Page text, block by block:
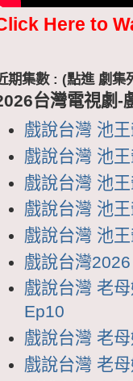
Here to
期集數 : (點進 劇集
台灣電視劇-
戲說台灣 池
戲說台灣 池
戲說台灣 池
戲說台灣 池
戲說台灣 池
戲說台灣
戲說台灣 老
Ep10
戲說台灣 老
戲說台灣 老